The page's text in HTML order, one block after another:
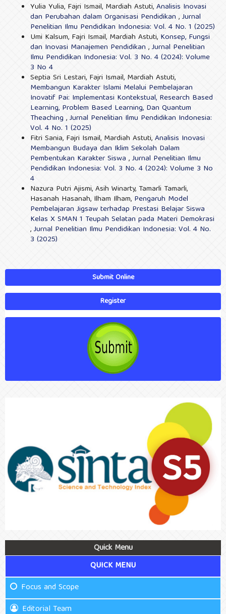
Yulia Yulia, Fajri Ismail, Mardiah Astuti,Analisis Inovasi
dan Perubahan dalam Organisasi Pendidikan ,Jurnal
Penelitian Ilmu Pendidikan Indonesia: Vol. 4 No. 1 (2025)
Umi Kalsum, Fajri Ismail, Mardiah Astuti, Konsep, Fungsi
dan Inovasi Manajemen Pendidikan ,Jurnal Penelitian
Ilmu Pendidikan Indonesia: Vol. 3 No. 4 (2024): Volume
3 No 4
Septia Sri Lestari, Fajri Ismail, Mardiah Astuti,
Membangun Karakter Islami Melalui Pembelajaran
Inovatif Pai: Implementasi Kontekstual, Research Based
Learning, Problem Based Learning, Dan Quantum
Theaching ,Jurnal Penelitian Ilmu Pendidikan Indonesia:
Vol. 4 No. 1 (2025)
Fitri Sania, Fajri Ismail, Mardiah Astuti,Analisis Inovasi
Membangun Budaya dan Iklim Sekolah Dalam
Pembentukan Karakter Siswa ,Jurnal Penelitian Ilmu
Pendidikan Indonesia: Vol. 3 No. 4 (2024): Volume 3 No
4
Nazura Putri Ajismi, Asih Winarty, Tamarli Tamarli,
Hasanah Hasanah, Ilham Ilham, Pengaruh Model
Pembelajaran Jigsaw terhadap Prestasi Belajar Siswa
Kelas X SMAN 1 Teupah Selatan pada Materi Demokrasi
,Jurnal Penelitian Ilmu Pendidikan Indonesia: Vol. 4 No.
3 (2025)
Submit Online
Register
Quick Menu
QUICK MENU
Focus and Scope
Editorial Team